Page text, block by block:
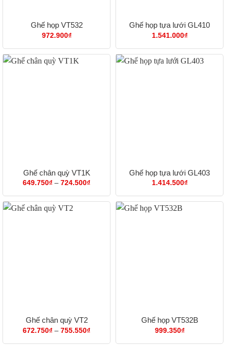
Ghế họp VT532
972.900₫
Ghế họp tựa lưới GL410
1.541.000₫
Ghế chân quỳ VT1K
649.750₫ – 724.500₫Khoảng
từ
649.750₫
Ghế họp tựa lưới GL403
1.414.500₫
Ghế chân quỳ VT2
672.750₫ – 755.550₫Khoảng
từ
Ghế họp VT532B
999.350₫